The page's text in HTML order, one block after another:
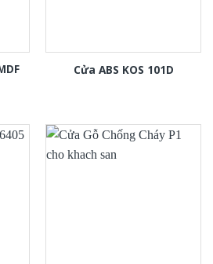
Cửa ABS KOS 101D